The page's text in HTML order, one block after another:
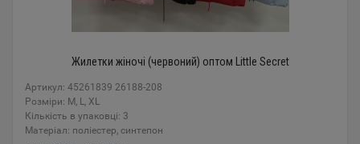
Жилетки жіночі (червоний) оптом Little Secret
Артикул: 45261839 26188-208
Розміри: M, L, XL
Кількість в упаковці: 3
Mатеріал: поліестер, синтепон